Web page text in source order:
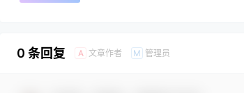
0 条回复 A 文章作者 M 管理员